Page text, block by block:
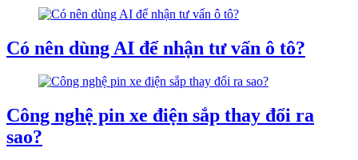
Có nên dùng AI để nhận tư vấn ô tô?
Công nghệ pin xe điện sắp thay đổi ra
sao?